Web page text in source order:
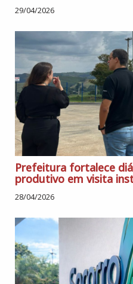
29/04/2026
Prefeitura fortalece
produtivo em visita
28/04/2026